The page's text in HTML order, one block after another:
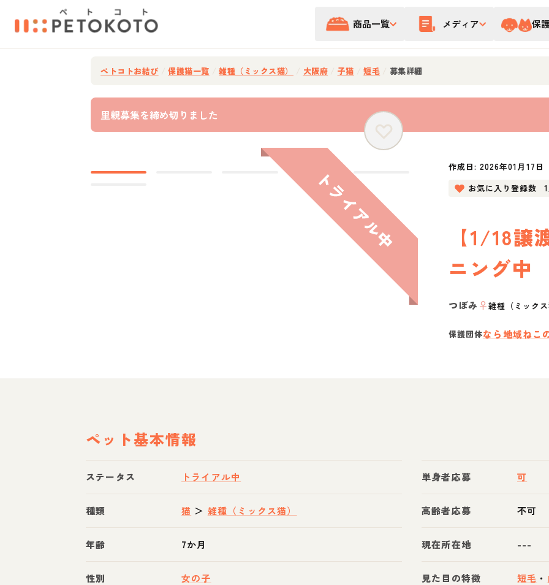
商品一覧 メディア 保
ペトコトお結び 保護猫一覧 雑種（ミックス猫） 大阪府 子猫 短毛 募集詳細
里親募集を締め切りました
作成日:2026年01月17日
お気に入り登録数
【1/18
ニング中
つぼみ ♀雑種（ミック
保護団体なら地域ねこ
ペット基本情報
ステータス トライアル中
種類 猫 ＞ 雑種（ミックス猫）
年齢 7か月
性別 女の子
単身者応募 可
高齢者応募 不可
現在所在地 ---
見た目の特徴 短毛 ・